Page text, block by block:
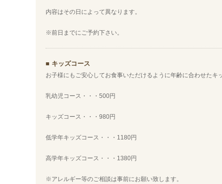
内容はその日によって異なります。
※前日までにご予約下さい。
キッズコース
お子様にもご安心してお食事いただけるように年齢に合わせたキ
乳幼児コース・・・500円
キッズコース・・・980円
低学年キッズコース・・・1180円
高学年キッズコース・・・1380円
※アレルギー等のご相談は事前にお願い致します。